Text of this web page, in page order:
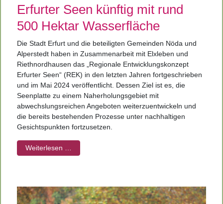
Erfurter Seen künftig mit rund
500 Hektar Wasserfläche
Die Stadt Erfurt und die beteiligten Gemeinden Nöda und
Alperstedt haben in Zusammenarbeit mit Elxleben und
Riethnordhausen das „Regionale Entwicklungskonzept
Erfurter Seen“ (REK) in den letzten Jahren fortgeschrieben
und im Mai 2024 veröffentlicht. Dessen Ziel ist es, die
Seenplatte zu einem Naherholungsgebiet mit
abwechslungsreichen Angeboten weiterzuentwickeln und
die bereits bestehenden Prozesse unter nachhaltigen
Gesichtspunkten fortzusetzen.
Weiterlesen …